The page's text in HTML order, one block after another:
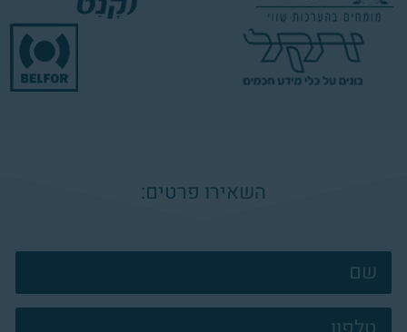
השאירו פרטים:
צרו
קשר
פוטר